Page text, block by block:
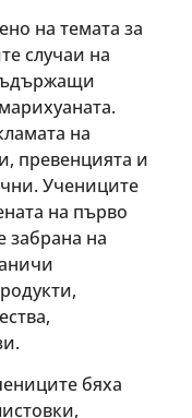
на темата за
случаи на
на
превенцията и
Учениците
на първо
забрана на
бяха